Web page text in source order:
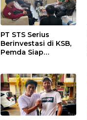
PT STS Serius
Berinvestasi di KSB,
Pemda Siap
Kepatuhan Regulasi